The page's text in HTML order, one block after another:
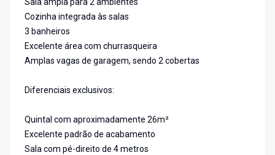
Sala ampla para 2 ambientes
Cozinha integrada às salas
3 banheiros
Excelente área com churrasqueira
Amplas vagas de garagem, sendo 2 cobertas
Diferenciais exclusivos:
Quintal com aproximadamente 26m²
Excelente padrão de acabamento
Sala com pé-direito de 4 metros